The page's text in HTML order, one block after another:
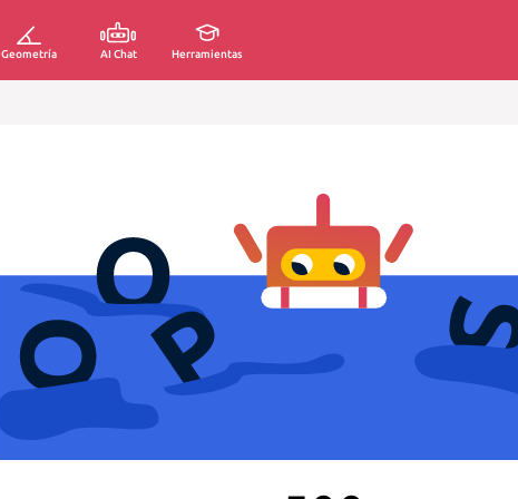
Geometría AI Chat Herramientas